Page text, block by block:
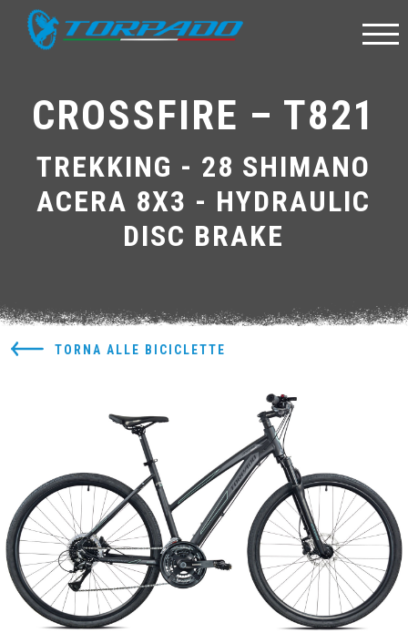
CROSSFIRE – T821
TREKKING - 28 SHIMANO
ACERA 8X3 - HYDRAULIC
DISC BRAKE
TORNA ALLE BICICLETTE